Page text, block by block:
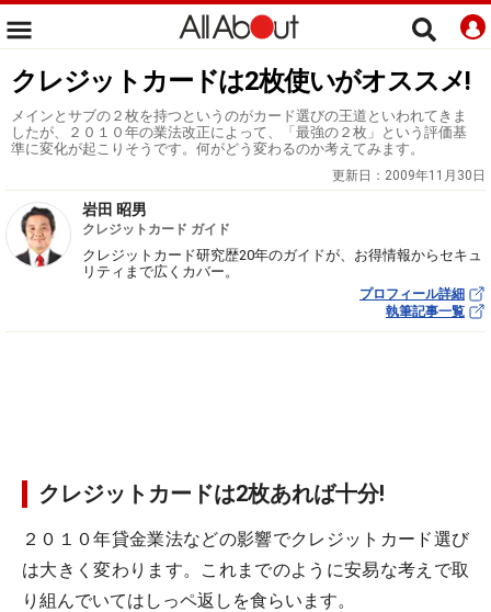
クレジットカードは2枚使いがオススメ!
メインとサブの２枚を持つというのがカード選びの王道といわれてきま
したが、２０１０年の業法改正によって、「最強の２枚」という評価基
準に変化が起こりそうです。何がどう変わるのか考えてみます。
更新日： 2009年11月30日
岩田 昭男
クレジットカード ガイド
クレジットカード研究歴20年のガイドが、お得情報からセキュ
リティまで広くカバー。
プロフィール詳細
執筆記事一覧
クレジットカードは2枚あれば十分!
２０１０年貸金業法などの影響でクレジットカード選び
は大きく変わります。これまでのように安易な考えで取
り組んでいてはしっペ返しを食らいます。